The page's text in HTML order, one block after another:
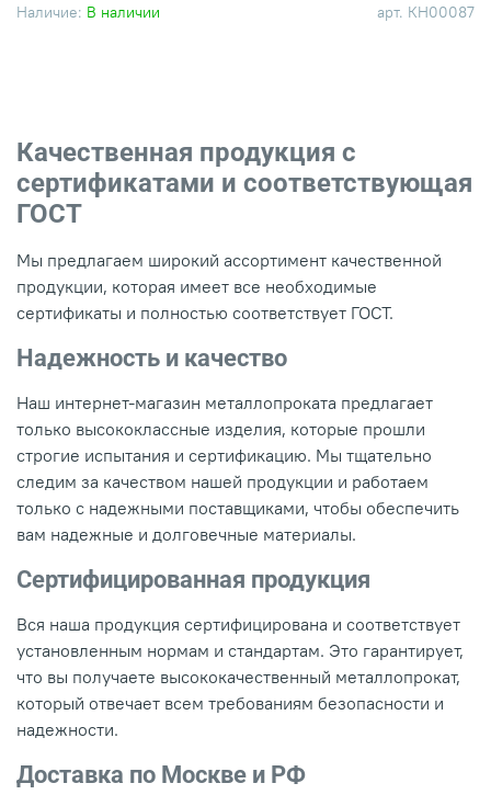
арт. КН00087
Наличие: В наличии
Качественная продукция с
сертификатами и соответствующая
ГОСТ
Мы предлагаем широкий ассортимент качественной
продукции, которая имеет все необходимые
сертификаты и полностью соответствует ГОСТ.
Надежность и качество
Наш интернет-магазин металлопроката предлагает
только высококлассные изделия, которые прошли
строгие испытания и сертификацию. Мы тщательно
следим за качеством нашей продукции и работаем
только с надежными поставщиками, чтобы обеспечить
вам надежные и долговечные материалы.
Сертифицированная продукция
Вся наша продукция сертифицирована и соответствует
установленным нормам и стандартам. Это гарантирует,
что вы получаете высококачественный металлопрокат,
который отвечает всем требованиям безопасности и
надежности.
Доставка по Москве и РФ